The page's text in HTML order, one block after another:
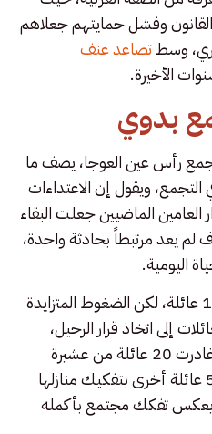
وفشل حمايتهم جعلاهم
وسطتصاعد عنف
الأخيرة.
بدوي
رأس عين العوجا، يصف ما
التجمع، ويقول إن الاعتداءات
العامين الماضيين جعلت البقاء
لم يعد مرتبطاً بحادثة واحدة،
اليومية.
ويضم التجمع البدوي نحو 130 عائلة، لكن الضغوط المتزايدة
إلى اتخاذ قرار الرحيل،
وخلال الأسبوع الماضي فقط، غادرت 20 عائلة من عشيرة
الكعابنة، في حين بدأت نحو 50 عائلة أخرى بتفكيك منازلها
يعكس تفكك مجتمع بأكمله